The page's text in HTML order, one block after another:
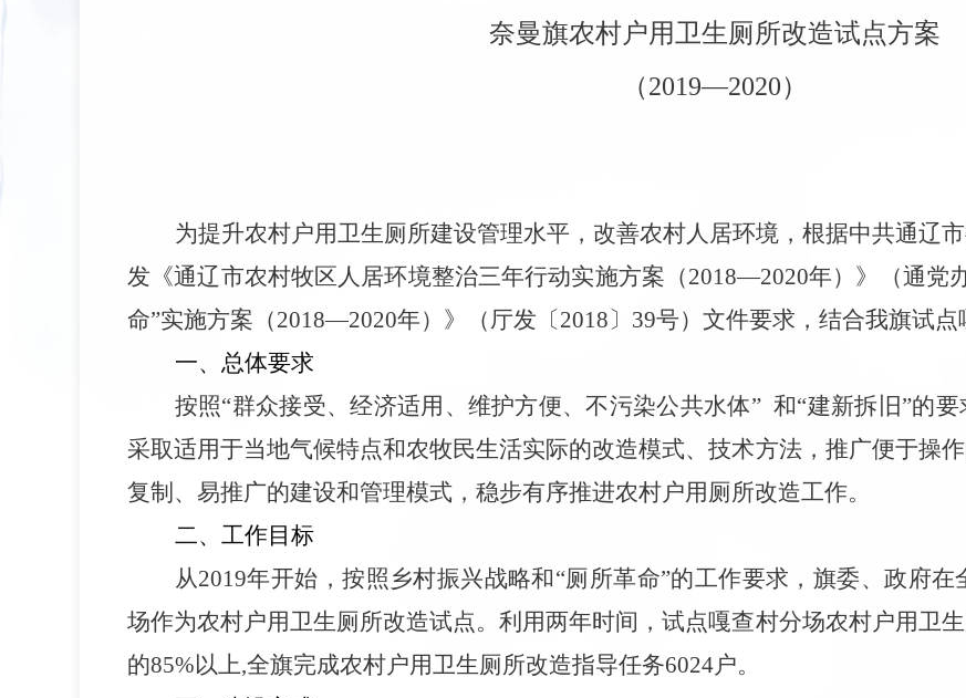
奈曼旗农村户用卫生厕所改造试点方案
（2019—2020）
为提升农村户用卫生厕所建设管理水平，改善农村人居环境，根据中共通辽
发《通辽市农村牧区人居环境整治三年行动实施方案（2018—2020年）》（通党
命”实施方案（2018—2020年）》（厅发〔2018〕39号）文件要求，结合我旗试点
一、总体要求
按照“群众接受、经济适用、维护方便、不污染公共水体” 和“建新拆旧”的要
采取适用于当地气候特点和农牧民生活实际的改造模式、技术方法，推广便于操
复制、易推广的建设和管理模式，稳步有序推进农村户用厕所改造工作。
二、工作目标
从2019年开始，按照乡村振兴战略和“厕所革命”的工作要求，旗委、政府
场作为农村户用卫生厕所改造试点。利用两年时间，试点嘎查村分场农村户用卫
的85%以上,全旗完成农村户用卫生厕所改造指导任务6024户。